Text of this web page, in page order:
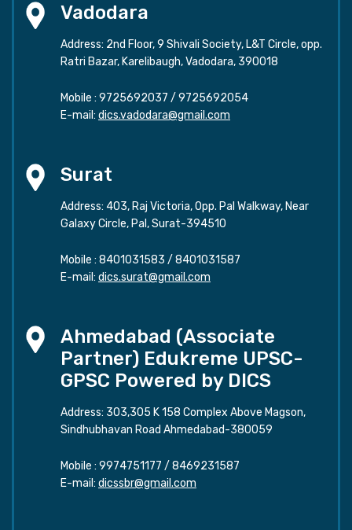
Vadodara
Address: 2nd Floor, 9 Shivali Society, L&T Circle, opp.
Ratri Bazar, Karelibaugh, Vadodara, 390018
Mobile : 9725692037 / 9725692054
E-mail: dics.vadodara@gmail.com
Surat
Address: 403, Raj Victoria, Opp. Pal Walkway, Near
Galaxy Circle, Pal, Surat-394510
Mobile : 8401031583 / 8401031587
E-mail: dics.surat@gmail.com
Ahmedabad (Associate
Partner) Edukreme UPSC-
GPSC Powered by DICS
Address: 303,305 K 158 Complex Above Magson,
Sindhubhavan Road Ahmedabad-380059
Mobile : 9974751177 / 8469231587
E-mail: dicssbr@gmail.com